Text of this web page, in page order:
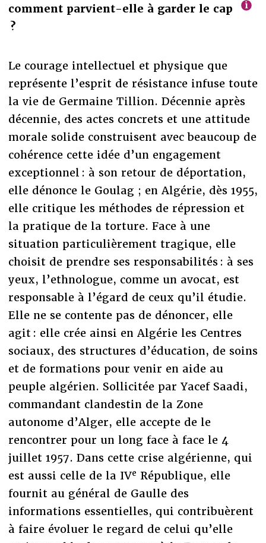
comment parvient-elle à garder le cap
?
Le courage intellectuel et physique que
représente l’esprit de résistance infuse toute
la vie de Germaine Tillion. Décennie après
décennie, des actes concrets et une attitude
morale solide construisent avec beaucoup de
cohérence cette idée d’un engagement
exceptionnel : à son retour de déportation,
elle dénonce le Goulag ; en Algérie, dès 1955,
elle critique les méthodes de répression et
la pratique de la torture. Face à une
situation particulièrement tragique, elle
choisit de prendre ses responsabilités : à ses
yeux, l’ethnologue, comme un avocat, est
responsable à l’égard de ceux qu’il étudie.
Elle ne se contente pas de dénoncer, elle
agit : elle crée ainsi en Algérie les Centres
sociaux, des structures d’éducation, de soins
et de formations pour venir en aide au
peuple algérien. Sollicitée par Yacef Saadi,
commandant clandestin de la Zone
autonome d’Alger, elle accepte de le
rencontrer pour un long face à face le 4
juillet 1957. Dans cette crise algérienne, qui
est aussi celle de la IVe République, elle
fournit au général de Gaulle des
informations essentielles, qui contribuèrent
à faire évoluer le regard de celui qu’elle